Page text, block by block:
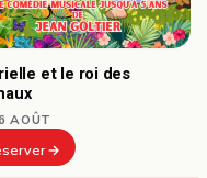
et le roi des
AOÛT